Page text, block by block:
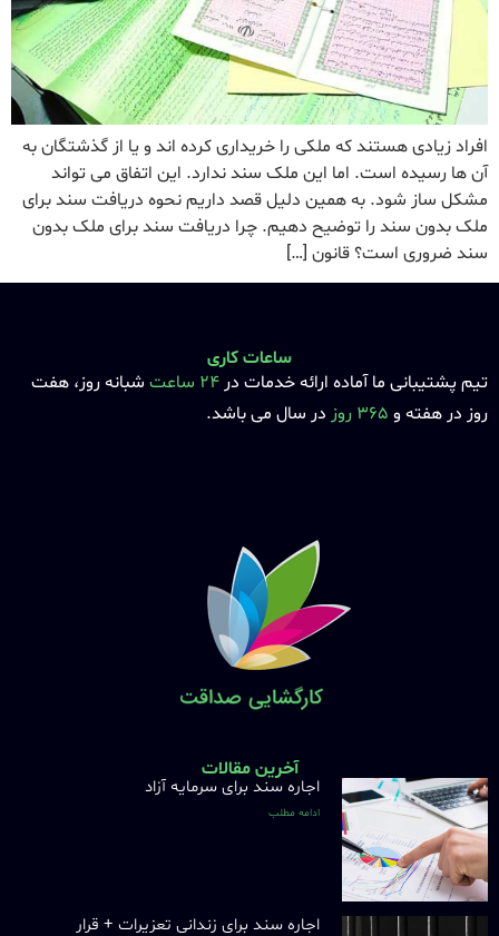
افراد زیادی هستند که ملکی را خریداری کرده اند و یا از گذشتگان به
آن ها رسیده است. اما این ملک سند ندارد. این اتفاق می تواند
مشکل ساز شود. به همین دلیل قصد داریم نحوه دریافت سند برای
ملک بدون سند را توضیح دهیم. چرا دریافت سند برای ملک بدون
سند ضروری است؟ قانون […]
ساعات کاری
تیم پشتیبانی ما آماده ارائه خدمات در24 ساعت
شبانه روز، هفت
روز در هفته و 365 روز در سال می باشد.
آخرین مقالات
اجاره سند برای سرمایه آزاد
ادامه مطلب
اجاره سند برای زندانی تعزیرات + قرار